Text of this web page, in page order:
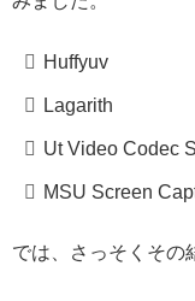
Huffyuv
Lagarith
Ut Video Codec
MSU Screen
では、さっそくその